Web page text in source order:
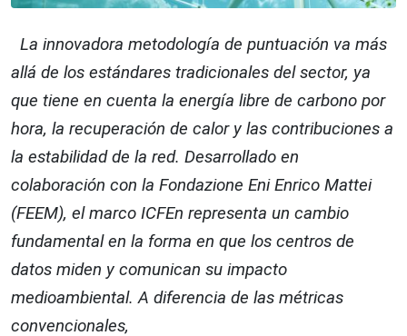
La innovadora metodología de puntuación va más
allá de los estándares tradicionales del sector, ya
que tiene en cuenta la energía libre de carbono por
hora, la recuperación de calor y las contribuciones a
la estabilidad de la red. Desarrollado en
colaboración con la Fondazione Eni Enrico Mattei
(FEEM), el marco ICFEn representa un cambio
fundamental en la forma en que los centros de
datos miden y comunican su impacto
medioambiental. A diferencia de las métricas
convencionales,